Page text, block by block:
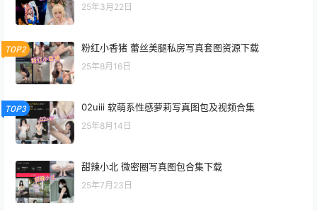
25年3月22日
TOP2 粉红小香猪 蕾丝美腿私房写真套图资源下载
25年8月16日
TOP3 02uiii 软萌系性感萝莉写真图包及视频合集
25年8月14日
甜辣小北 微密圈写真图包合集下载
25年7月23日